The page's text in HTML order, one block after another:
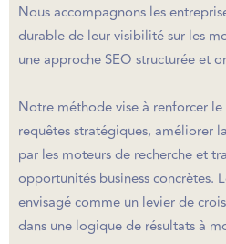
Nous accompagnons les
durable de leur visibilité sur les
une approche SEO structurée et
Notre méthode vise à renforcer
requêtes stratégiques, améliorer
par les moteurs de recherche et
opportunités business concrètes.
envisagé comme un levier de
dans une logique de résultats à